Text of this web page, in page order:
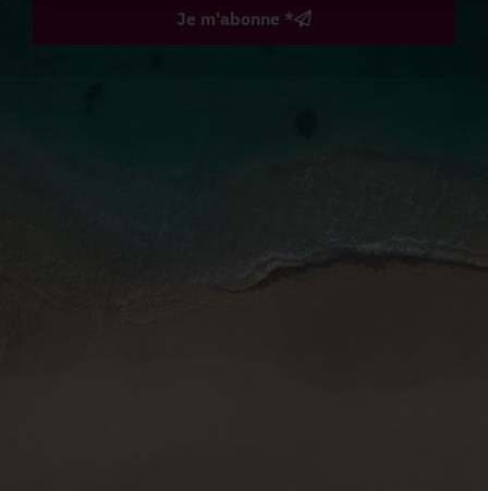
J'accepte que la Spa des Sables utilise mon e-mail à des
Je m'abonne *